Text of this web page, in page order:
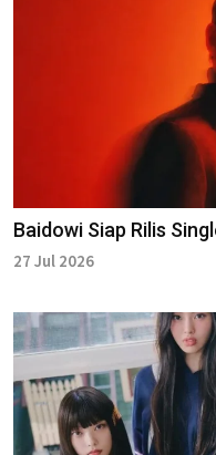
Baidowi Siap Rilis
27 Jul 2026